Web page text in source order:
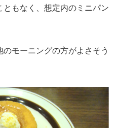
もなく、想定内のミニパン
モーニングの方がよさそう